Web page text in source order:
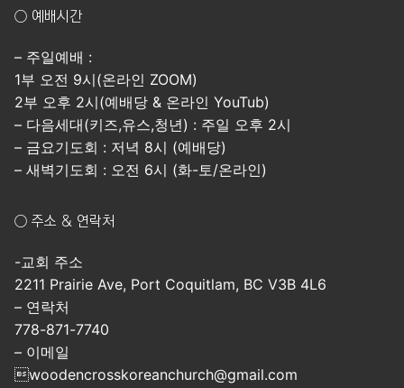
○ 예배시간
– 주일예배 :
1부 오전 9시(온라인 ZOOM)
2부 오후 2시(예배당 & 온라인 YouTub)
– 다음세대(키즈,유스,청년) : 주일 오후 2시
– 금요기도회 : 저녁 8시 (예배당)
– 새벽기도회 : 오전 6시 (화-토/온라인)
○ 주소 & 연락처
-교회 주소
2211 Prairie Ave, Port Coquitlam, BC V3B 4L6
– 연락처
778-871-7740
– 이메일
woodencrosskoreanchurch@gmail.com